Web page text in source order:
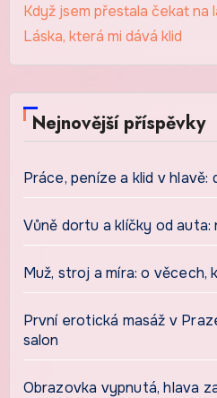
Když jsem přestala čekat na
Láska, která mi dává klid
Nejnovější příspěvky
Práce, peníze a klid v hlavě:
Vůně dortu a klíčky od
Muž, stroj a míra: o věcech,
První erotická masáž v
salon
Obrazovka vypnutá, hlava